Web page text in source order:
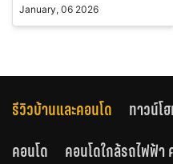
January, 06 2026
รีวิวบ้านและคอนโด ทาวน์โ
คอนโด
คอนโดใกล้รถไฟฟ้า